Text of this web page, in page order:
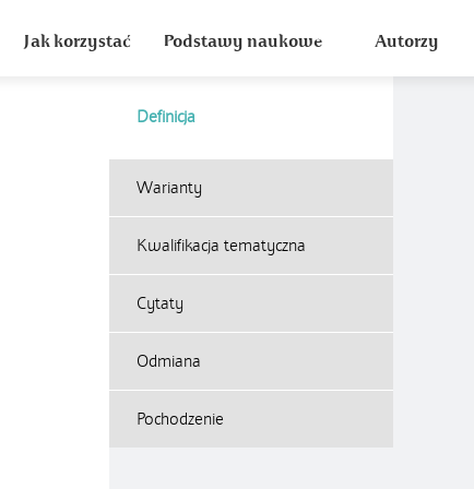
Jak korzystać Podstawy naukowe Autorzy
Definicja
Warianty
Kwalifikacja tematyczna
Cytaty
Odmiana
Pochodzenie